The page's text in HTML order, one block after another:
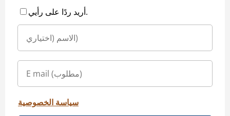
أريد ردًا على رأيي.
سياسة الخصوصية